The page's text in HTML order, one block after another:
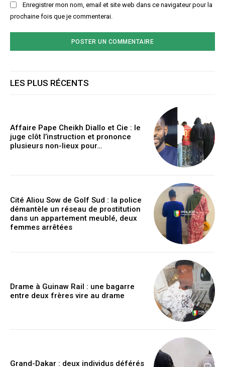
Enregistrer mon nom, email et site web dans ce navigateur pour la
prochaine fois que je commenterai.
LES PLUS RÉCENTS
Affaire Pape Cheikh Diallo et Cie : le
juge clôt l’instruction et prononce
plusieurs non-lieux pour…
Cité Aliou Sow de Golf Sud : la police
démantèle un réseau de prostitution
dans un appartement meublé, deux
femmes arrêtées
Drame à Guinaw Rail : une bagarre
entre deux frères vire au drame
Grand-Dakar : deux individus déférés